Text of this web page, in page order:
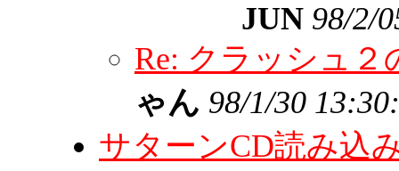
JUN 98/2/
Re: クラッシュ
ゃん 98/1/30
サターンCD読み込